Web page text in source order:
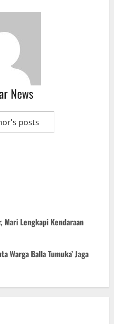
News
posts
Mari Lengkapi Kendaraan
Warga Balla Tumuka’ Jaga